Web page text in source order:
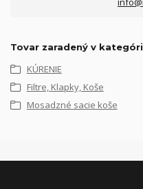
Tovar zaradený v
KÚRENIE
Filtre, Klapky, Koše
Mosadzné sacie koše